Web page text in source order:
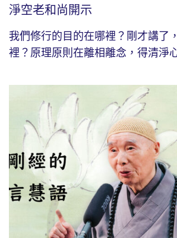
淨空老和尚開示
我們修行的目的在哪裡？剛才講了
裡？原理原則在離相離念，得清